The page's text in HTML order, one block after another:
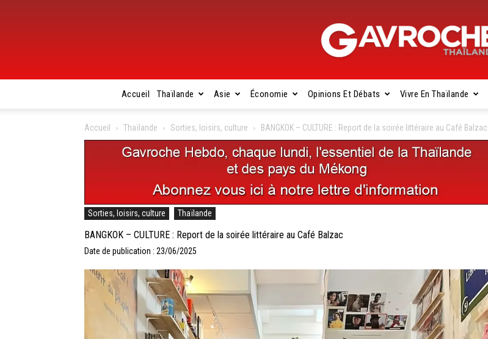
Gavroche
Accueil Thaïlande Asie Économie Opinions Et Débats Vivre En Thaïlande
Accueil Thaïlande Sorties, loisirs, culture BANGKOK – CULTURE : Report de la soirée littéraire au Café Balzac
Sorties, loisirs, culture Thaïlande
BANGKOK – CULTURE : Report de la soirée littéraire au Café Balzac
Date de publication : 23/06/2025